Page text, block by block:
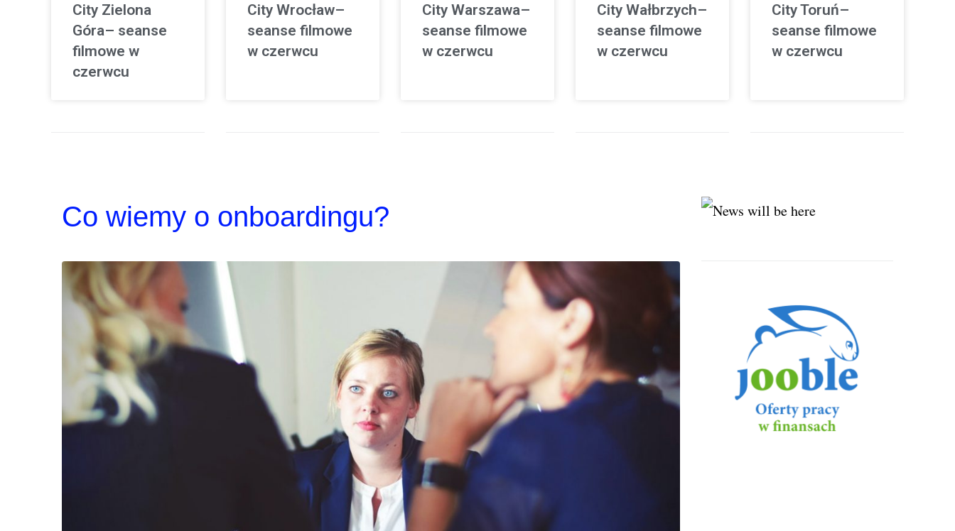
City Zielona
Góra– seanse
filmowe w
czerwcu
City Wrocław–
seanse filmowe
w czerwcu
City Warszawa–
seanse filmowe
w czerwcu
City Wałbrzych–
seanse filmowe
w czerwcu
City Toruń–
seanse filmowe
w czerwcu
Co wiemy o onboardingu?